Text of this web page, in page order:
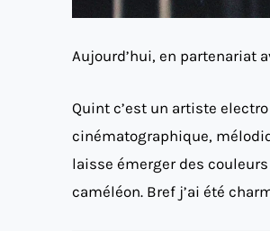
Aujourd’hui, en partenariat
Quint c’est un artiste
cinématographique,
laisse émerger des
caméléon. Bref j’ai été